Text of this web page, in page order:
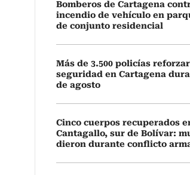
Bomberos de Cartagena
incendio de vehículo en
de conjunto residencial
Más de 3.500 policías
seguridad en Cartagena
de agosto
Cinco cuerpos recuperados
Cantagallo, sur de Bolívar:
dieron durante conflicto